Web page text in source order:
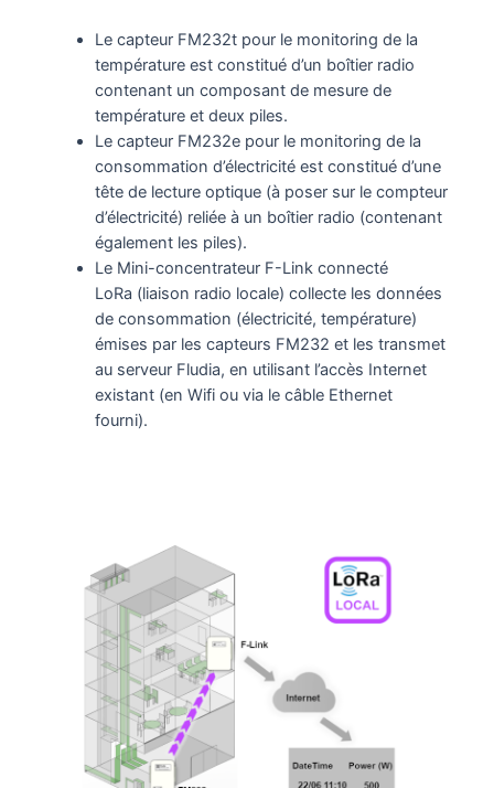
Le capteur FM232t pour le monitoring de la
température est constitué d’un boîtier radio
contenant un composant de mesure de
température et deux piles.
Le capteur FM232e pour le monitoring de la
consommation d’électricité est constitué d’une
tête de lecture optique (à poser sur le compteur
d’électricité) reliée à un boîtier radio (contenant
également les piles).
Le Mini-concentrateur F-Link connecté
LoRa (liaison radio locale) collecte les données
de consommation (électricité, température)
émises par les capteurs FM232 et les transmet
au serveur Fludia, en utilisant l’accès Internet
existant (en Wifi ou via le câble Ethernet
fourni).